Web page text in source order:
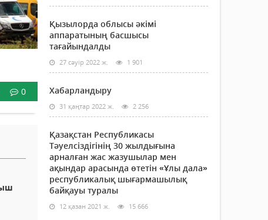
0
Қызылорда облысы әкімі
аппаратының басшысы
тағайындалды
27 сәуір 2022 ж. 1 901
Хабарландыру
31 қаңтар 2022 ж. 2 256
Қазақстан Республикасы
Тәуелсіздігінің 30 жылдығына
арналған жас жазушылар мен
ақындар арасында өтетін «Ұлы дала»
республикалық шығармашылық
байқауы туралы
12 қазан 2021 ж. 15 666